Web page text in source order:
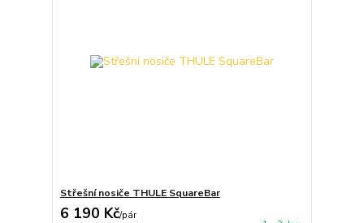
Střešní nosiče THULE SquareBar
6 190 Kč/pár